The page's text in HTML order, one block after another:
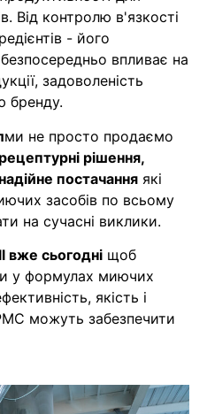
Від контролю в'язкості
- його
впливає на
задоволеність
бренду.
ми не просто продаємо
рецептурні рішення,
постачання які
засобів по всьому
на сучасні виклики.
вже сьогодні щоб
у формулах миючих
якість і
можуть забезпечити